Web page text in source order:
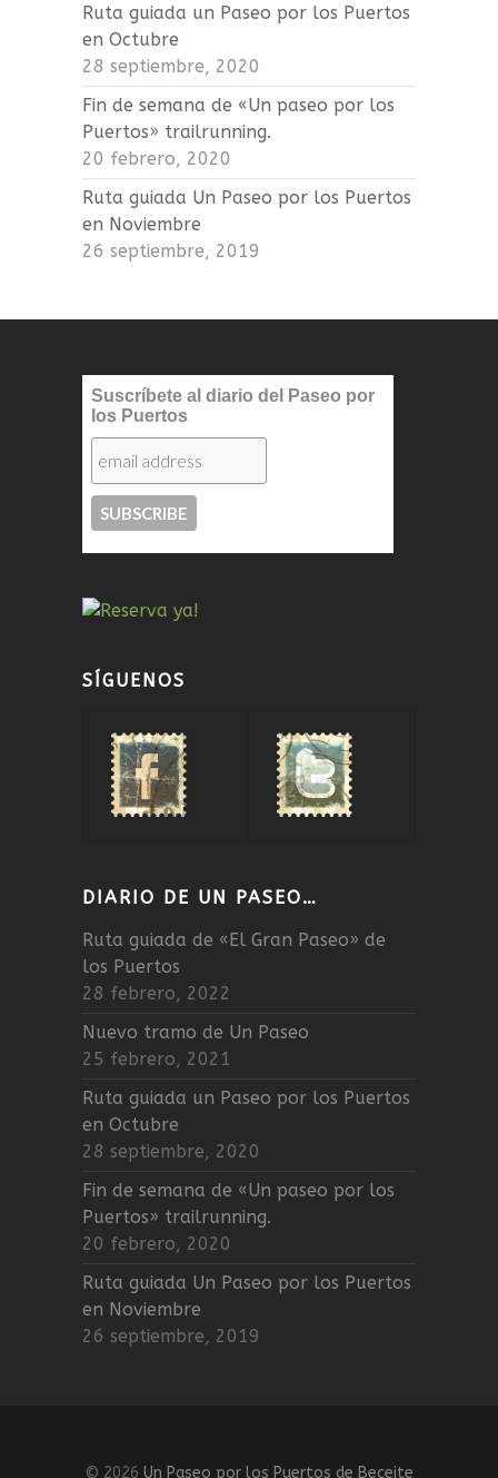
Ruta guiada un Paseo por los Puertos
en Octubre
28 septiembre, 2020
Fin de semana de «Un paseo por los
Puertos» trailrunning.
20 febrero, 2020
Ruta guiada Un Paseo por los Puertos
en Noviembre
26 septiembre, 2019
Suscríbete al diario del Paseo por
los Puertos
SÍGUENOS
DIARIO DE UN PASEO…
Ruta guiada de «El Gran Paseo» de
los Puertos
28 febrero, 2022
Nuevo tramo de Un Paseo
25 febrero, 2021
Ruta guiada un Paseo por los Puertos
en Octubre
28 septiembre, 2020
Fin de semana de «Un paseo por los
Puertos» trailrunning.
20 febrero, 2020
Ruta guiada Un Paseo por los Puertos
en Noviembre
26 septiembre, 2019
© 2026 Un Paseo por los Puertos de Beceite